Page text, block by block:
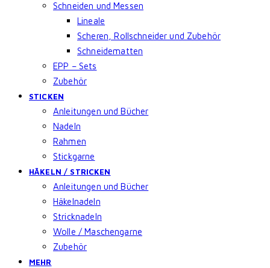
Schneiden und Messen
Lineale
Scheren, Rollschneider und Zubehör
Schneidematten
EPP – Sets
Zubehör
STICKEN
Anleitungen und Bücher
Nadeln
Rahmen
Stickgarne
HÄKELN / STRICKEN
Anleitungen und Bücher
Häkelnadeln
Stricknadeln
Wolle / Maschengarne
Zubehör
MEHR